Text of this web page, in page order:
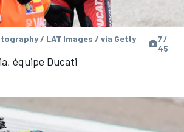
/ LAT Images / via Getty
7 /
45
équipe Ducati